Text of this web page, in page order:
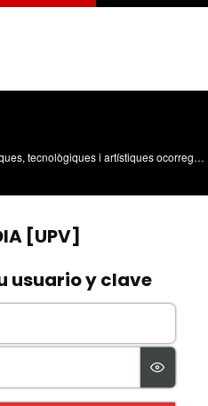
Divulgació de les activitats científiques, tecnològiques i artístiques ocorregudes en els tres campus de la UPV